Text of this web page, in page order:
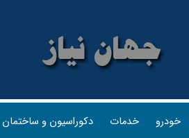
خودرو خدمات دکوراسیون و ساختمان